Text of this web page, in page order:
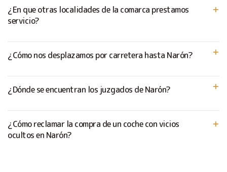
¿En que otras localidades de la comarca prestamos
servicio?
¿Cómo nos desplazamos por carretera hasta Narón?
¿Dónde se encuentran los juzgados de Narón?
¿Cómo reclamar la compra de un coche con vicios
ocultos en Narón?